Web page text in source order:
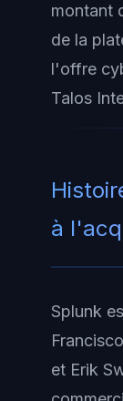
montant
de la
l'offre
Talos
à
Splunk
et Erik